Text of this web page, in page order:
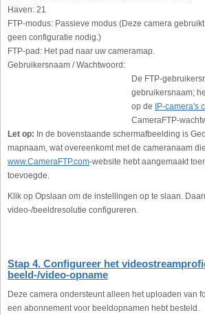
Haven: 21
FTP-modus: Passieve modus (Deze camera
geen configuratie nodig.)
FTP-pad: Het pad naar uw cameramap.
Gebruikersnaam / Wachtwoord:
De FTP-
gebruikersnaam;
op de IP-camera's
CameraFTP-
Let op: In de bovenstaande schermafbeelding is
mapnaam, wat overeenkomt met de cameranaam
www.CameraFTP.com-website hebt aangemaakt
toevoegde.
Klik op Opslaan om de instellingen op te slaan.
video-/beeldresolutie configureren.
Stap 4. Configureer het
beeld-/video-opname
Deze camera ondersteunt alleen het uploaden van
een abonnement voor beeldopnamen hebt besteld.